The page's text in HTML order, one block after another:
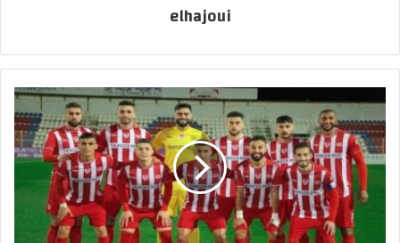
elhajoui